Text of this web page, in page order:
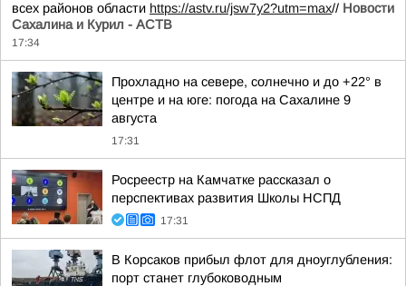
всех районов области https://astv.ru/jsw7y2?utm=max// Новости
Сахалина и Курил - АСТВ
17:34
Прохладно на севере, солнечно и до +22° в
центре и на юге: погода на Сахалине 9
августа
17:31
Росреестр на Камчатке рассказал о
перспективах развития Школы НСПД
17:31
В Корсаков прибыл флот для дноуглубления:
порт станет глубоководным